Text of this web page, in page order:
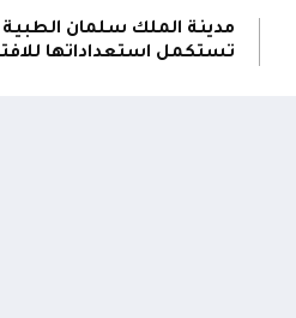
مدينة الملك سلمان الطبية
تستكمل استعداداتها